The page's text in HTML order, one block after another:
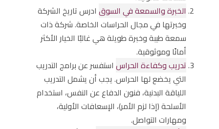
الخبرة والسمعة في السوق ادرس تاريخ الشركة
وخبرتها في مجال الحراسات الخاصة. شركة ذات
سمعة طيبة وخبرة طويلة هي غالبًا الخيار الأكثر
أمانًا وموثوقية.
تدريب وكفاءة الحراس استفسر عن برامج التدريب
التي يخضع لها الحراس. يجب أن يشمل التدريب
اللياقة البدنية، فنون الدفاع عن النفس، استخدام
الأسلحة (إذا لزم الأمر)، الإسعافات الأولية،
ومهارات التواصل.